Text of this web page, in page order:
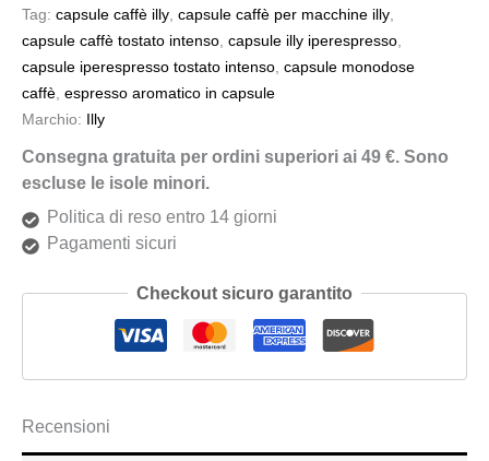
Tag: capsule caffè illy capsule caffè per macchine illy
capsule caffè tostato intenso capsule illy iperespresso
capsule iperespresso tostato intenso capsule monodose
caffè espresso aromatico in capsule
Marchio: Illy
Consegna gratuita per ordini superiori ai 49 €. Sono
escluse le isole minori.
Politica di reso entro 14 giorni
Pagamenti sicuri
Checkout sicuro garantito
Recensioni